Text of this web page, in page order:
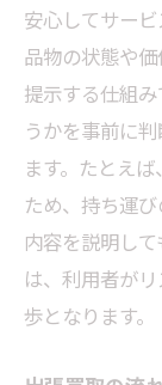
安心してサー
品物の状態や
提示する仕組
うかを事前に
ます。たとえ
ため、持ち運
内容を説明し
は、利用者が
歩となります。